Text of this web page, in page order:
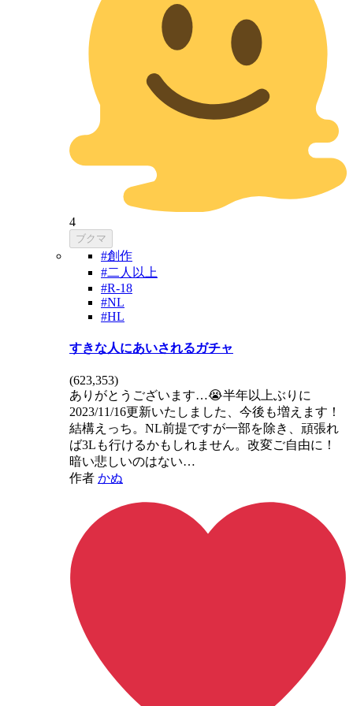
4
ブクマ
#創作
#二人以上
#R-18
#NL
#HL
すきな人にあいされるガチャ
(623,353)
ありがとうございます…😭半年以上ぶりに
2023/11/16更新いたしました、今後も増えます！
結構えっち。NL前提ですが一部を除き、頑張れ
ば3Lも行けるかもしれません。改変ご自由に！
暗い悲しいのはない…
作者 かぬ